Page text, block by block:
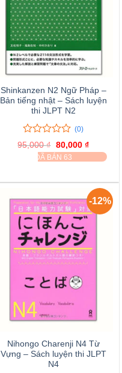
Shinkanzen N2 Ngữ Pháp –
Bản tiếng nhật – Sách luyện
thi JLPT N2
0
trên
0
giá
(0)
95,000₫ Giá
gốc
là:
80,000 ₫Giá
hiện
tại
ĐÃ BÁN 63
-12%
Nihongo Charenji N4 Từ
Vựng – Sách luyện thi JLPT
N4